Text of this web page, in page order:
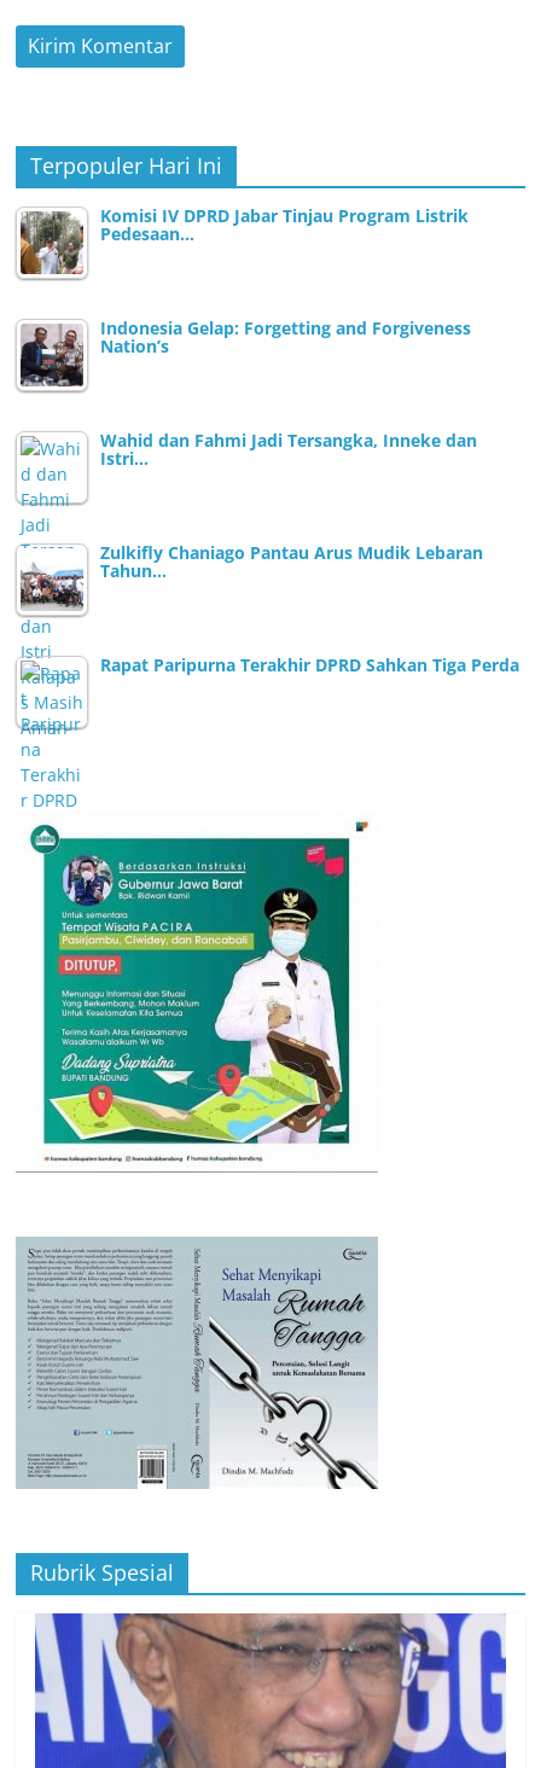
Terpopuler Hari Ini
Komisi IV DPRD Jabar Tinjau Program Listrik
Pedesaan…
Indonesia Gelap: Forgetting and Forgiveness
Nation’s
Wahid dan Fahmi Jadi Tersangka, Inneke dan
Istri…
Zulkifly Chaniago Pantau Arus Mudik Lebaran
Tahun…
Rapat Paripurna Terakhir DPRD Sahkan Tiga Perda
Rubrik Spesial